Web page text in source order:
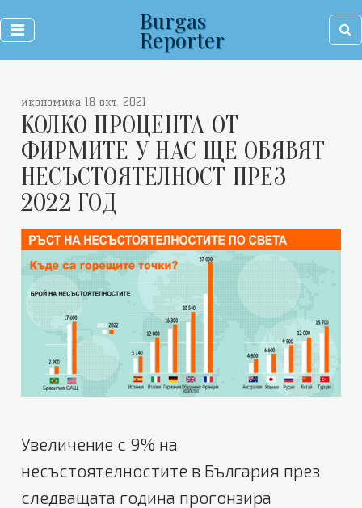
Burgas
Reporter
икономика 18 окт. 2021
КОЛКО ПРОЦЕНТА ОТ
ФИРМИТЕ У НАС ЩЕ ОБЯВЯТ
НЕСЪСТОЯТЕЛНОСТ ПРЕЗ
2022 ГОД
Увеличение с 9% на
несъстоятелностите в България през
следващата година прогонзира